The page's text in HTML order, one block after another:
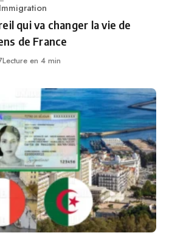
Immigration
qui va changer la vie de
de France
Lecture en 4 min